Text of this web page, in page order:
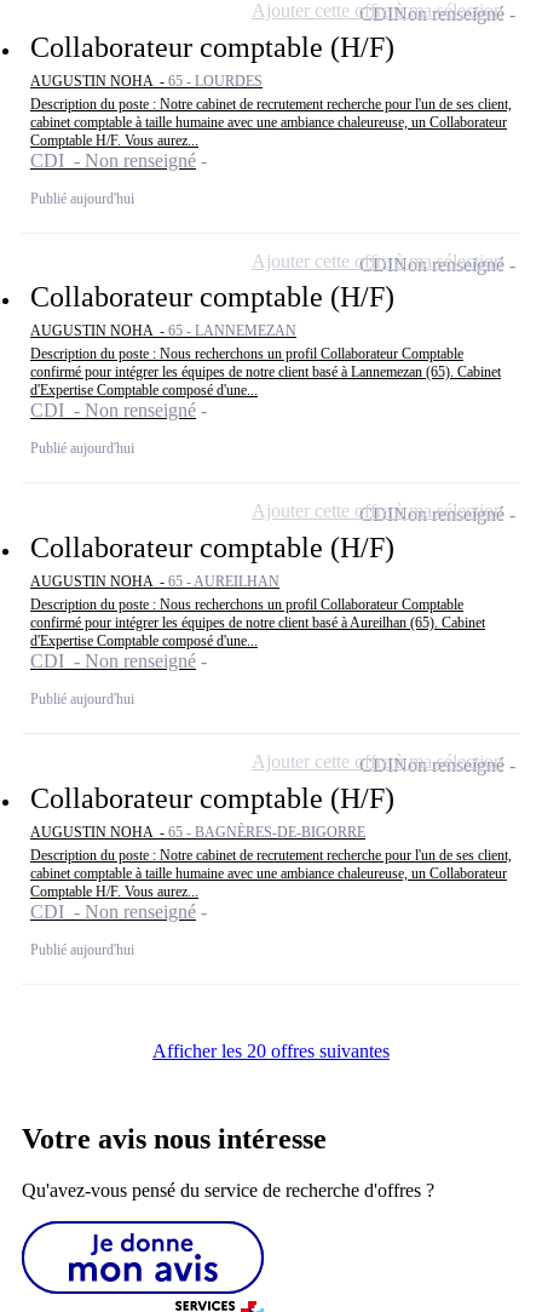
Collaborateur comptable (H/F)
AUGUSTIN NOHA - 65 - LOURDES
Description du poste : Notre cabinet de recrutement recherche pour l'un de ses client,
cabinet comptable à taille humaine avec une ambiance chaleureuse, un Collaborateur
Comptable H/F. Vous aurez...
CDI - Non renseigné
Publié aujourd'hui
CDINon renseigné
Ajouter cette offre à ma sélection
Collaborateur comptable (H/F)
AUGUSTIN NOHA - 65 - LANNEMEZAN
Description du poste : Nous recherchons un profil Collaborateur Comptable
confirmé pour intégrer les équipes de notre client basé à Lannemezan (65). Cabinet
d'Expertise Comptable composé d'une...
CDI - Non renseigné
Publié aujourd'hui
CDINon renseigné
Ajouter cette offre à ma sélection
Collaborateur comptable (H/F)
AUGUSTIN NOHA - 65 - AUREILHAN
Description du poste : Nous recherchons un profil Collaborateur Comptable
confirmé pour intégrer les équipes de notre client basé à Aureilhan (65). Cabinet
d'Expertise Comptable composé d'une...
CDI - Non renseigné
Publié aujourd'hui
CDINon renseigné
Ajouter cette offre à ma sélection
Collaborateur comptable (H/F)
AUGUSTIN NOHA - 65 - BAGNÈRES-DE-BIGORRE
Description du poste : Notre cabinet de recrutement recherche pour l'un de ses client,
cabinet comptable à taille humaine avec une ambiance chaleureuse, un Collaborateur
Comptable H/F. Vous aurez...
CDI - Non renseigné
Publié aujourd'hui
CDINon renseigné
Ajouter cette offre à ma sélection
Afficher les 20 offres suivantes
Votre avis nous intéresse
Qu'avez-vous pensé du service de recherche d'offres ?